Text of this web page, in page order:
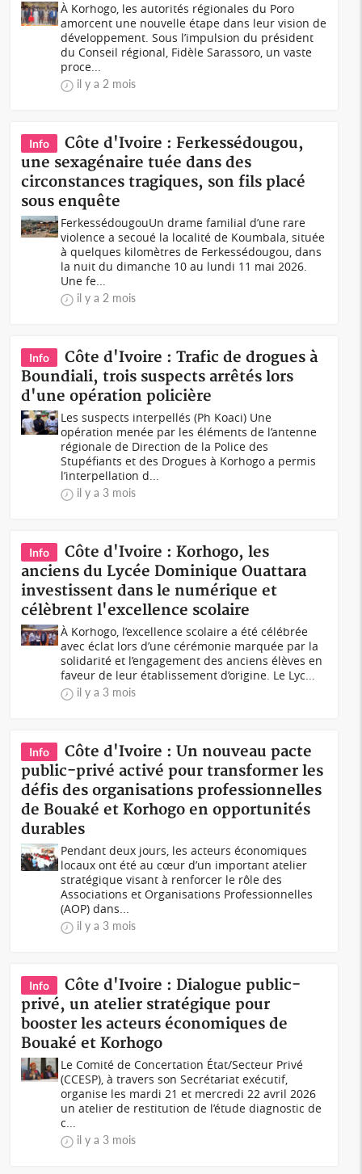
À Korhogo, les autorités régionales du Poro
amorcent une nouvelle étape dans leur vision de
développement. Sous l’impulsion du président
du Conseil régional, Fidèle Sarassoro, un vaste
proce...
il y a 2 mois
Info
Côte d'Ivoire : Ferkessédougou,
une sexagénaire tuée dans des
circonstances tragiques, son fils placé
sous enquête
FerkessédougouUn drame familial d’une rare
violence a secoué la localité de Koumbala, située
à quelques kilomètres de Ferkessédougou, dans
la nuit du dimanche 10 au lundi 11 mai 2026.
Une fe...
il y a 2 mois
Info
Côte d'Ivoire : Trafic de drogues à
Boundiali, trois suspects arrêtés lors
d'une opération policière
Les suspects interpellés (Ph Koaci) Une
opération menée par les éléments de l’antenne
régionale de Direction de la Police des
Stupéfiants et des Drogues à Korhogo a permis
l’interpellation d...
il y a 3 mois
Info
Côte d'Ivoire : Korhogo, les
anciens du Lycée Dominique Ouattara
investissent dans le numérique et
célèbrent l'excellence scolaire
À Korhogo, l’excellence scolaire a été célébrée
avec éclat lors d’une cérémonie marquée par la
solidarité et l’engagement des anciens élèves en
faveur de leur établissement d’origine. Le Lyc...
il y a 3 mois
Info
Côte d'Ivoire : Un nouveau pacte
public-privé activé pour transformer les
défis des organisations professionnelles
de Bouaké et Korhogo en opportunités
durables
Pendant deux jours, les acteurs économiques
locaux ont été au cœur d’un important atelier
stratégique visant à renforcer le rôle des
Associations et Organisations Professionnelles
(AOP) dans...
il y a 3 mois
Info
Côte d'Ivoire : Dialogue public-
privé, un atelier stratégique pour
booster les acteurs économiques de
Bouaké et Korhogo
Le Comité de Concertation État/Secteur Privé
(CCESP), à travers son Secrétariat exécutif,
organise les mardi 21 et mercredi 22 avril 2026
un atelier de restitution de l’étude diagnostic de
c...
il y a 3 mois